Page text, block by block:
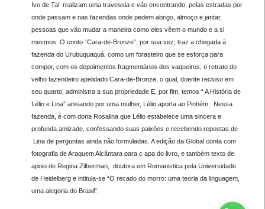
Ivo de Tal realizam uma travessia e vão encontrando, pelas estradas por
onde passam e nas fazendas onde pedem abrigo, almoço e jantar,
pessoas que vão mudar a maneira como eles vêem o mundo e a si
mesmos. O conto “Cara-de-Bronze”, por sua vez, traz a chegada à
fazenda do Urubuquaquá, como um forasteiro que se esforça para
compor, com os depoimentos fragmentários dos vaqueiros, o retrato do
velho fazendeiro apelidado Cara-de-Bronze, o qual, doente recluso em
seu quarto, administra a sua propriedade E, por fim, temos “ A História de
Lélio e Lina” ansiando por uma mulher, Lélio aporta ao Pinhém . Nessa
fazenda, é com dona Rosalina que Lélio estabelece uma sincera e
profunda amizade, confessando suas paixões e recebendo repostas de
Lina de perguntas ainda não formuladas. A edição da Global conta com
fotografia de Araquem Alcântara para c apa do livro, e também texto de
apoio de Regina Zilberman, doutora em Romanistica pela Universidade
de Heidelberg e intitula-se “O recado do morro: uma teoria da linguagem,
uma alegoria do Brasil”.